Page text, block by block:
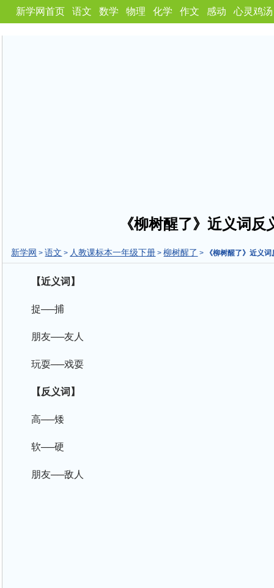
新学网首页 语文 数学 物理 化学 作文 感动 心灵鸡汤
《柳树醒了》近义词反
新学网 >语文 > 人教课标本一年级下册 >柳树醒了 > 《柳树醒了》近义
【近义词】
捉──捕
朋友──友人
玩耍──戏耍
【反义词】
高──矮
软──硬
朋友──敌人